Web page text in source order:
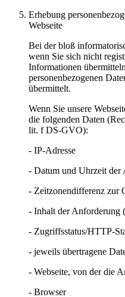
Erhebung
Webseite
Bei der bloß
wenn Sie sich nicht
Informationen
personenbezogenen
übermittelt.
Wenn Sie unsere
die folgenden Daten
lit. f DS-GVO):
- IP-Adresse
- Datum und Uhrzeit der
- Zeitzonendifferenz zur
- Inhalt der Anforderung
- Zugriffsstatus/HTTP-
- jeweils übertragene
- Webseite, von der die
- Browser